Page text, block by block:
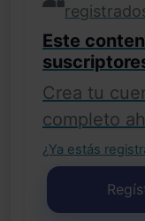
Este
Crea tu
completo
¿Ya estás